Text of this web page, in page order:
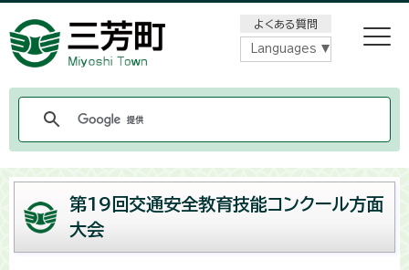
よくある質問
Languages
第19回交通安全教育技能コンクール方面
大会